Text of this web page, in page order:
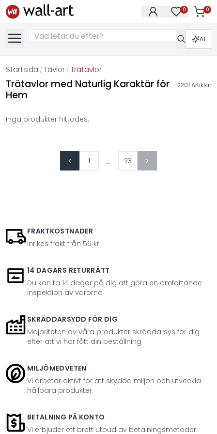
0 0
AI
Startsida / Tavlor /Trätavlor
Trätavlor med Naturlig Karaktär för
Hem
2201 Artiklar
Inga produkter hittades.
1 ... 23
FRAKTKOSTNADER
Inrikes frakt från 56 kr.
14 DAGARS RETURRÄTT
Du kan ta 14 dagar på dig att göra en omfattande
inspektion av varorna
SKRÄDDARSYDD FÖR DIG
Majoriteten av våra produkter skräddarsys för dig
efter att vi har fått din beställning
MILJÖMEDVETEN
Vi arbetar aktivt för att skydda miljön och utveckla
hållbara produkter
BETALNING PÅ KONTO
Vi erbjuder ett brett utbud av betalningsmetoder.